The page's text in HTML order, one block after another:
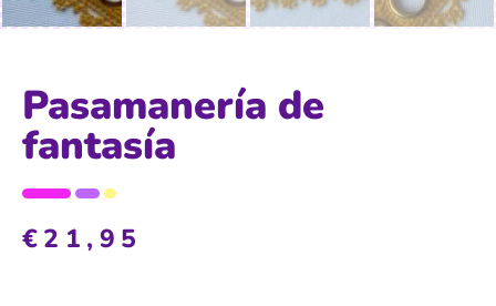
Pasamanería de
fantasía
€21,95